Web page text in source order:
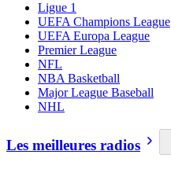
Ligue 1
UEFA Champions League
UEFA Europa League
Premier League
NFL
NBA Basketball
Major League Baseball
NHL
Les meilleures radios